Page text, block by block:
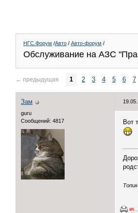
НГС.Форум /Авто / Авто-форум /
Обслуживание на АЗС
← предыдущая 1 2 3 4 5 6 7
Зам
guru
Сообщений: 4817
Вот